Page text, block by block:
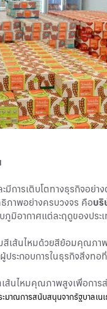
มีการเติบโตทางธุรกิจอย่
ธิภาพอย่างครบวงจร คือบริ
มิอากาศแต่ละฤดูของประ
สีเส้นไหมด้วยสีย้อมคุณภา
ผู้ประกอบการในธุรกิจสิ่งทอ
เส้นไหมคุณภาพสูงเพื่อกา
มาณการสนับสนุนจากรัฐบาลเ